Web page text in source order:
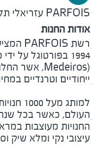
PARFOIS עזריאלי
אודות החנות
רשת PARFOIS
1994 בפורטוגל על ידי מנואלה מדריוס
Medeiros), אשר
ייחודיים וטרנדיים
למותג מעל1000
החנויות מעוצבות
עיצובי נקי ומלא שיק